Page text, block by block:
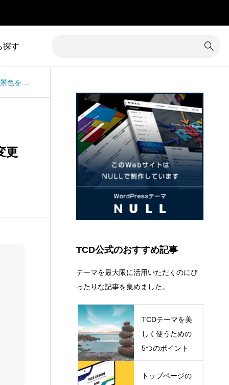
探す
4
カラム調整 31
カレンダー 3
クイックタグ 19
5
コンテンツ追加
サイズ変更
サイト内検索
TCD公式のおすすめ記事
テーマを最大限に活用いただくのにぴ
ったりな記事を集めました。
TCDテーマを美
しく使うための
5つのポイント
トップページの
更